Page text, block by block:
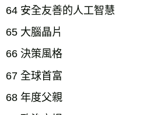
64 安全友善的人工智慧
65 大腦晶片
66 決策風格
67 全球首富
68 年度父親